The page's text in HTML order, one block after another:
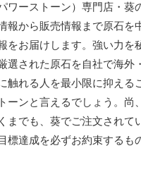
ワーストーン）専門店・葵
報から販売情報まで原石を
をお届けします。強い力を
選された原石を自社で海外
触れる人を最小限に抑える
ーンと言えるでしょう。尚
までも、葵でご注文されて
標達成を必ずお約束するも